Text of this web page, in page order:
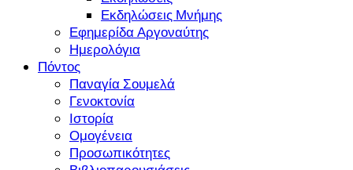
Εκδηλώσεις Μνήμης
Εφημερίδα Αργοναύτης
Ημερολόγια
Πόντος
Παναγία Σουμελά
Γενοκτονία
Ιστορία
Ομογένεια
Προσωπικότητες